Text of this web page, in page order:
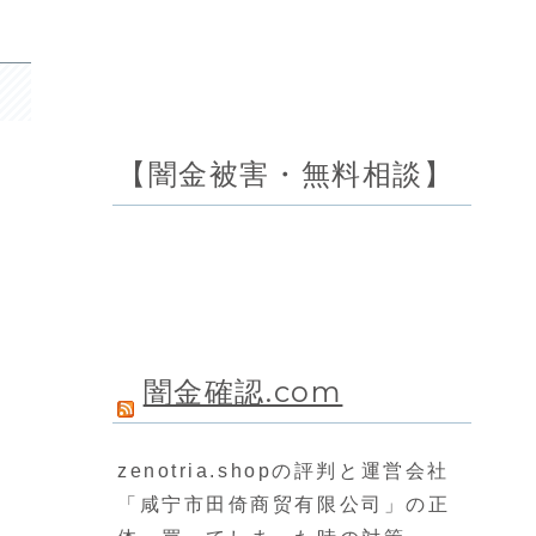
【闇金被害・無料相談】
闇金確認.com
zenotria.shopの評判と運営会社
「咸宁市田倚商贸有限公司」の正